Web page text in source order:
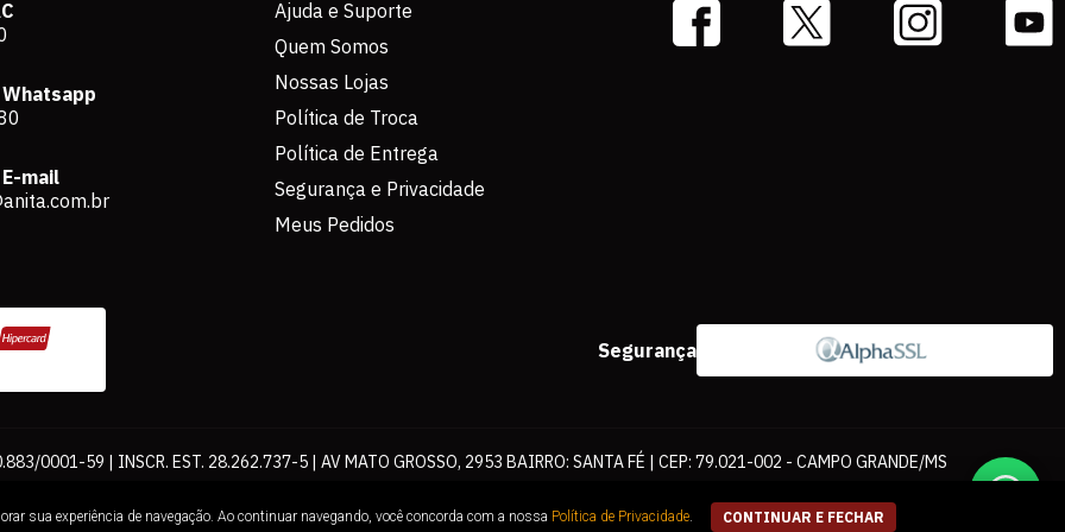
mail
Ajuda e Suporte
Quem Somos
Nossas Lojas
Política de Troca
Política de Entrega
Segurança e Privacidade
Meus Pedidos
Segurança
0001-59 | INSCR. EST. 28.262.737-5 | AV MATO GROSSO, 2953 BAIRRO: SANTA FÉ | CEP: 79.021-002 - CAMPO GRANDE/MS
Loja. É proibida a utilização total ou parcial sem nossa autorização.
sua experiência de navegação. Ao continuar navegando, você concorda com a nossa Política de Privacidade CONTINUAR E FECHAR